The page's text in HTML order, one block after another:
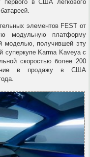
первого в США легкового
элементов FEST от
модульную платформу
моделью, получившей эту
суперкупе Karma Kaveya с
скоростью более 200
в продажу в США